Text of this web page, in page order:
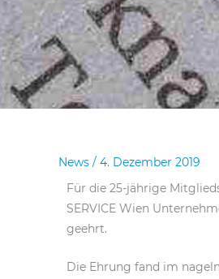
News / 4. Dezember 2019
Für die 25-jährige
SERVICE Wien
geehrt.
Die Ehrung fand im